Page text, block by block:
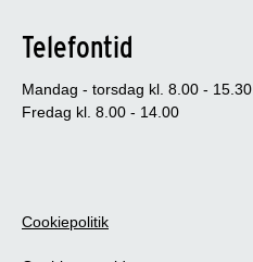
Telefontid
Mandag - torsdag kl. 8.00 - 15.30
Fredag kl. 8.00 - 14.00
Cookiepolitik